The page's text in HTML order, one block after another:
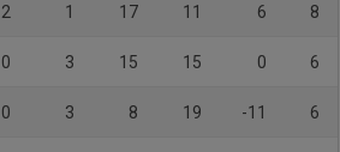
2 1 17 11 6 8
0 3 15 15 0 6
0 3 8 19 -11 6